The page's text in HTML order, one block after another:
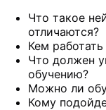
Что такое
отличаются?
Кем
Что должен
обучению?
Можно ли
Кому